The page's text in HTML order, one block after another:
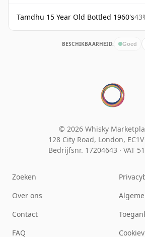
Tamdhu 15 Year Old Bottled 1960's
BESCHIKBAARHEID: Goed
© 2026 Whisky
128 City Road, London, EC1V
Bedrijfsnr. 17204643 · VAT
Zoeken
Over ons
Contact
FAQ